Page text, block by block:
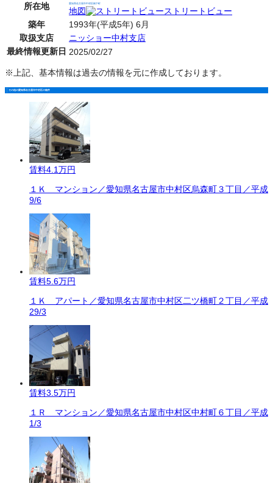
所在地 愛知県名古屋市中村区橋下町
地図
ストリートビュー
築年
1993年(平成5年) 6月
取扱支店
ニッショー中村支店
最終情報更新日 2025/02/27
※上記、基本情報は過去の情報を元に作成しております。
その他の愛知県名古屋市中村区の物件
賃料4.1万円
１Ｋ マンション／愛知県名古屋市中村区烏森町３丁目／平成
9/6
賃料5.6万円
１Ｋ アパート／愛知県名古屋市中村区二ツ橋町２丁目／平成
29/3
賃料3.5万円
１Ｒ マンション／愛知県名古屋市中村区中村町６丁目／平成
1/3